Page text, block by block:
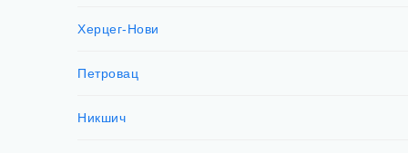
Херцег-Нови
Петровац
Никшич